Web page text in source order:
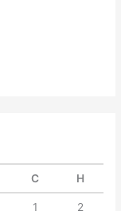
С Н
1
2